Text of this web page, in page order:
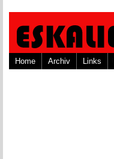
Home Archiv Links